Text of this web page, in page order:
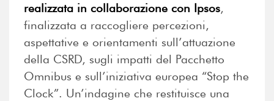
realizzata in collaborazione con Ipsos,
finalizzata a raccogliere percezioni,
aspettative e orientamenti sull’attuazione
della CSRD, sugli impatti del Pacchetto
Omnibus e sull’iniziativa europea “Stop the
Clock”. Un’indagine che restituisce una